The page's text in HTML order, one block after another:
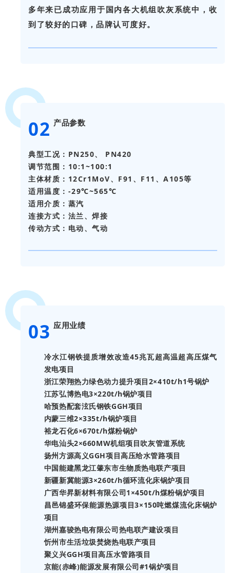
多年来已成功应用于国内各大机组吹灰系统中，收
到了较好的口碑，品牌认可度好。
02 产品参数
典型工况：PN250、 PN420
调节范围：10:1~100:1
主体材质：12Cr1MoV、F91、F11、A105等
适用温度：-29℃~565℃
适用介质：蒸汽
连接方式：法兰、焊接
传动方式：电动、气动
03 应用业绩
冷水江钢铁提质增效改造45兆瓦超高温超高压煤气
发电项目
浙江荣翔热力绿色动力提升项目2×410t/h1号锅炉
江苏弘博热电3×220t/h锅炉项目
哈预热配套泫氏钢铁GGH项目
内蒙三维2×335t/h锅炉项目
裕龙石化6×670t/h煤粉锅炉
华电汕头2×660MW机组项目吹灰管道系统
扬州方源高义GGH项目高压给水管路项目
中国能建黑龙江肇东市生物质热电联产项目
新疆新冀能源3×260t/h循环流化床锅炉项目
广西华昇新材料有限公司1×450t/h煤粉锅炉项目
昌邑锦盛环保能源热源项目3×150吨燃煤流化床锅炉
项目
湖州嘉骏热电有限公司热电联产建设项目
忻州市生活垃圾焚烧热电联产项目
聚义兴GGH项目高压水管路项目
京能(赤峰)能源发展有限公司#1锅炉项目